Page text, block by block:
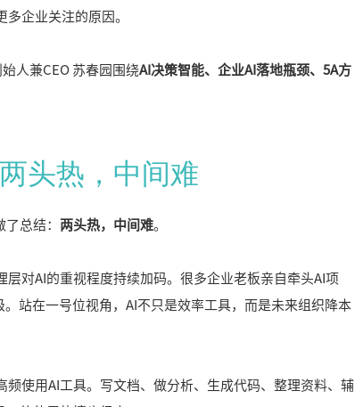
企业关注的原因。
人兼CEO 苏春园 围绕AI决策智能、企业AI落地瓶颈、5A方
头热，中间难
总结： 两头热，中间难。
层对AI的重视程度持续加码。很多企业老板亲自牵头AI项
站在一号位视角，AI不只是效率工具，而是未来组织降本
频使用AI工具。写文档、做分析、生成代码、整理资料、辅